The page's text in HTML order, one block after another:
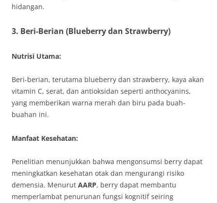
hidangan.
3. Beri-Berian (Blueberry dan Strawberry)
Nutrisi Utama:
Beri-berian, terutama blueberry dan strawberry, kaya akan
vitamin C, serat, dan antioksidan seperti anthocyanins,
yang memberikan warna merah dan biru pada buah-
buahan ini.
Manfaat Kesehatan:
Penelitian menunjukkan bahwa mengonsumsi berry dapat
meningkatkan kesehatan otak dan mengurangi risiko
demensia. Menurut AARP, berry dapat membantu
memperlambat penurunan fungsi kognitif seiring